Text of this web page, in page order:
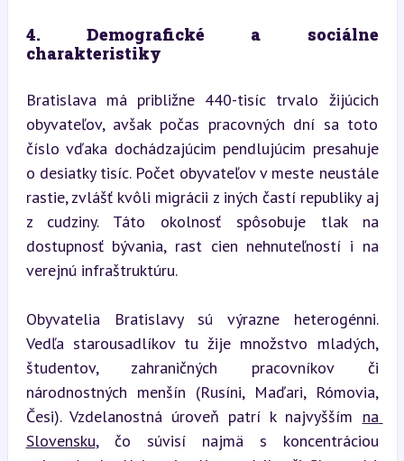
4. Demografické a sociálne
charakteristiky
Bratislava má približne 440-tisíc trvalo žijúcich
obyvateľov, avšak počas pracovných dní sa toto
číslo vďaka dochádzajúcim pendlujúcim presahuje
o desiatky tisíc. Počet obyvateľov v meste neustále
rastie, zvlášť kvôli migrácii z iných častí republiky aj
z cudziny. Táto okolnosť spôsobuje tlak na
dostupnosť bývania, rast cien nehnuteľností i na
verejnú infraštruktúru.
Obyvatelia Bratislavy sú výrazne heterogénni.
Vedľa starousadlíkov tu žije množstvo mladých,
študentov, zahraničných pracovníkov či
národnostných menšín (Rusíni, Maďari, Rómovia,
Česi). Vzdelanostná úroveň patrí k najvyšším na
Slovensku, čo súvisí najmä s koncentráciou